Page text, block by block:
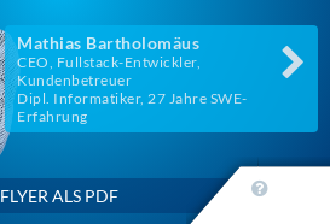
Mathias Bartholomäus
CEO, Fullstack-Entwickler,
Kundenbetreuer
Dipl. Informatiker, 27 Jahre SWE-
Erfahrung
FLYER ALS PDF